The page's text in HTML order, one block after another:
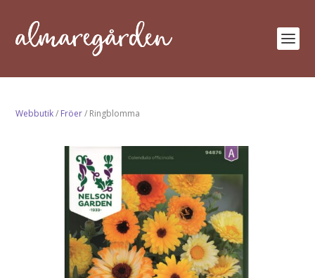
Webbutik/ Fröer/ Ringblomma